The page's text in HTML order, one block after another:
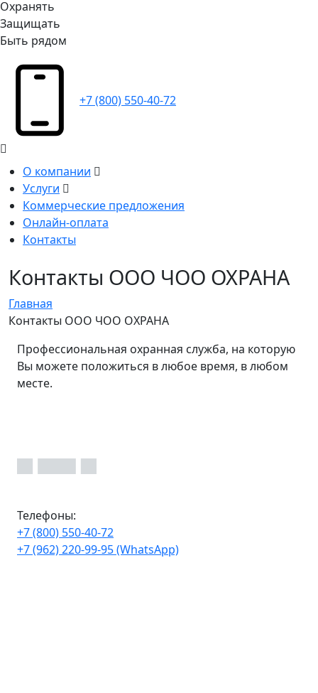
Охранять
Защищать
Быть рядом
+7 (800) 550-40-72
О компании
Услуги
Коммерческие предложения
Онлайн-оплата
Контакты
Контакты ООО ЧОО ОХРАНА
Главная
Контакты ООО ЧОО ОХРАНА
Профессиональная охранная служба, на которую
Вы можете положиться в любое время, в любом
месте.
Телефоны:
+7 (800) 550-40-72
+7 (962) 220-99-95 (WhatsApp)